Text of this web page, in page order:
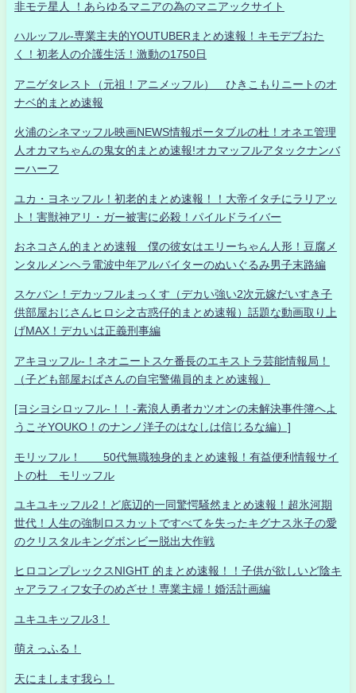
非モテ星人 ！あらゆるマニアの為のマニアックサイト
ハルッフル-専業主夫的YOUTUBERまとめ速報！キモデブおた
く！初老人の介護生活！激動の1750日
アニゲタレスト（元祖！アニメッフル） ひきこもりニートのオ
ナベ的まとめ速報
火浦のシネマッフル映画NEWS情報ポータブルの杜！オネエ管理
人オカマちゃんの鬼女的まとめ速報!オカマッフルアタックナンバ
ーハーフ
ユカ・ヨネッフル！初老的まとめ速報！！大帝イタチにラリアッ
ト！害獣神アリ・ガー被害に必殺！パイルドライバー
おネコさん的まとめ速報 僕の彼女はエリーちゃん人形！豆腐メ
ンタルメンヘラ電波中年アルバイターのぬいぐるみ男子末路編
スケバン！デカッフルまっくす（デカい強い2次元嫁だいすき子
供部屋おじさんヒロシ之古惑仔的まとめ速報）話題な動画取り上
げMAX！デカいは正義刑事編
アキヨッフル-！ネオニートスケ番長のエキストラ芸能情報局！
（子ども部屋おばさんの自宅警備員的まとめ速報）
[ヨシヨシロッフル-！！-素浪人勇者カツオンの未解決事件簿へよ
うこそYOUKO！のナンノ洋子のはなしは信じるな編）]
モリッフル！ 50代無職独身的まとめ速報！有益便利情報サイ
トの杜 モリッフル
ユキユキッフル2！ど底辺的一同驚愕騒然まとめ速報！超氷河期
世代！人生の強制ロスカットですべてを失ったキグナス氷子の愛
のクリスタルキングボンビー脱出大作戦
ヒロコンプレックスNIGHT 的まとめ速報！！子供が欲しいど陰キ
ャアラフィフ女子のめざせ！専業主婦！婚活計画編
ユキユキッフル3！
萌えっふる！
天にまします我ら！